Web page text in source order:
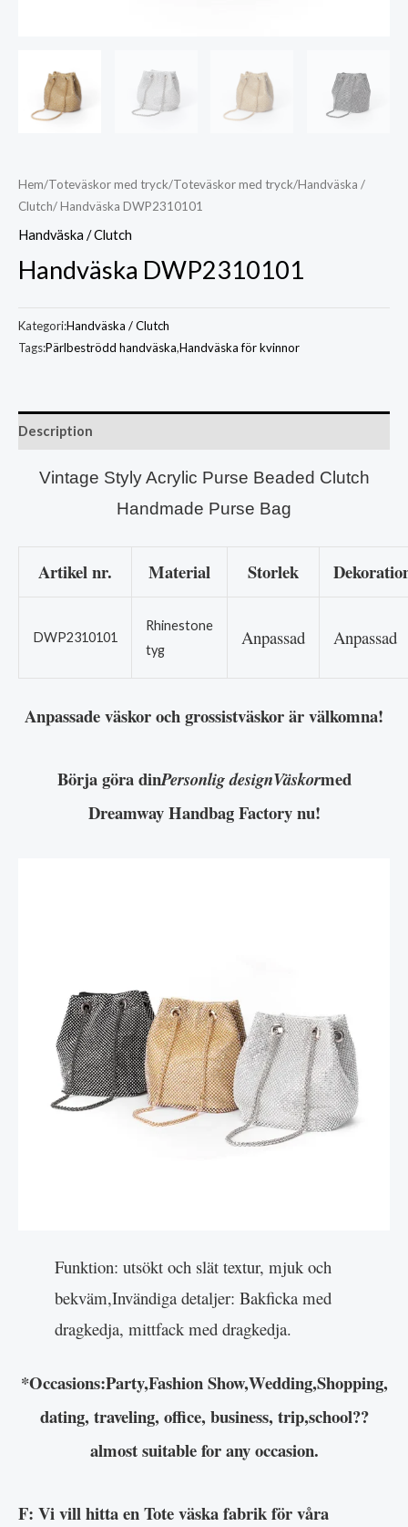
Hem/Toteväskor med tryck/Toteväskor med tryck/Handväska /
Clutch/ Handväska DWP2310101
Handväska / Clutch
Handväska DWP2310101
Kategori:Handväska / Clutch
Tags:Pärlbeströdd handväska,Handväska för kvinnor
Description
Vintage Styly Acrylic Purse Beaded Clutch
Handmade Purse Bag
Artikel nr. Material Storlek
DWP2310101
Rhinestone
tyg
Anpassad Anpassad
Anpassade väskor och grossistväskor är välkomna!
Börja göra dinPersonlig designVäskormed
Dreamway Handbag Factory nu!
Funktion: utsökt och slät textur, mjuk och
bekväm,Invändiga detaljer: Bakficka med
dragkedja, mittfack med dragkedja.
*Occasions:Party,Fashion Show,Wedding,Shopping,
dating, traveling, office, business, trip,school??
almost suitable for any occasion.
F: Vi vill hitta en Tote väska fabrik för våra